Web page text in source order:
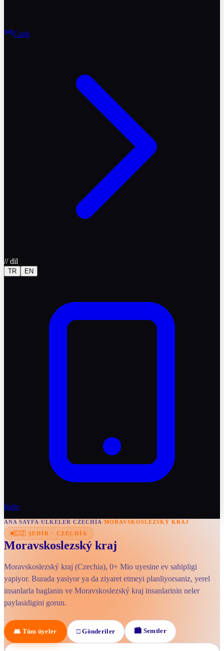
Canlı
//dil
TR EN
İndir
ANA SAYFA/ULKELER/CZECHIA/MORAVSKOSLEZSKÝ KRAJ
🇨🇿 ŞEHIR · CZECHIA
Moravskoslezský kraj
Moravskoslezský kraj (Czechia), 0+ Mio uyesine ev sahipligi
yapiyor. Burada yasiyor ya da ziyaret etmeyi planliyorsaniz, yerel
insanlarla baglanin ve Moravskoslezský kraj insanlarinin neler
paylasidigini gorun.
👥 Tüm üyeler □Gönderiler 🏙 Semtler